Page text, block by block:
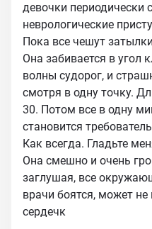
девочки периодически
неврологические
Пока все чешут
Она забивается в угол
волны судорог, и
смотря в одну точку.
30. Потом все в одну
становится
Как всегда. Гладьте
Она смешно и очень
заглушая, все
врачи боятся, может
сердечк